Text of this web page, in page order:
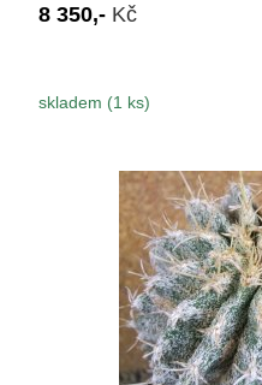
8 350,- Kč
skladem (1 ks)